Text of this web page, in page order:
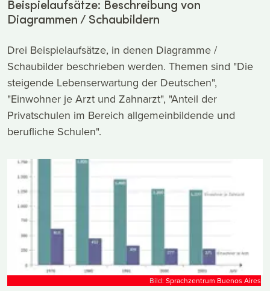
Beispielaufsätze: Beschreibung von
Diagrammen / Schaubildern
Drei Beispielaufsätze, in denen Diagramme /
Schaubilder beschrieben werden. Themen sind "Die
steigende Lebenserwartung der Deutschen",
"Einwohner je Arzt und Zahnarzt", "Anteil der
Privatschulen im Bereich allgemeinbildende und
berufliche Schulen".
Bild: Sprachzentrum Buenos Aires